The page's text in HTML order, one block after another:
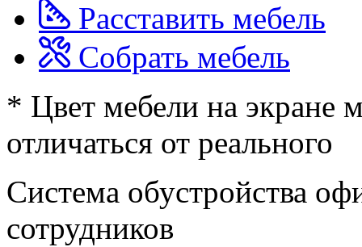
Расставить мебель
Собрать мебель
* Цвет мебели на экране
отличаться от реального
Система обустройства
сотрудников